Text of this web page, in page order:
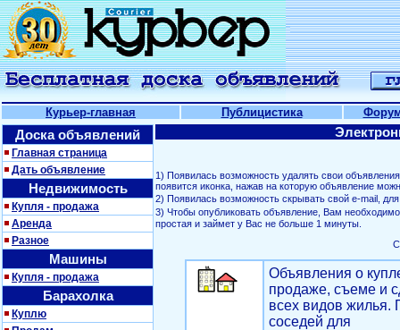
Курьер-главная Публицистика
Доска объявлений
Главная страница
Дать объявление
Недвижимость
Купля - продажа
Аренда
Разное
Машины
Купля - продажа
Барахолка
Куплю
1) Появилась возможность удалять свои
появится иконка, нажав на которую объявление
2) Появилась возможность скрывать свой е-mail,
3) Чтобы опубликовать объявление, Вам
простая и займет у Вас не больше 1 минуты.
Объявления о
продаже, съеме и
всех видов жилья.
соседей для